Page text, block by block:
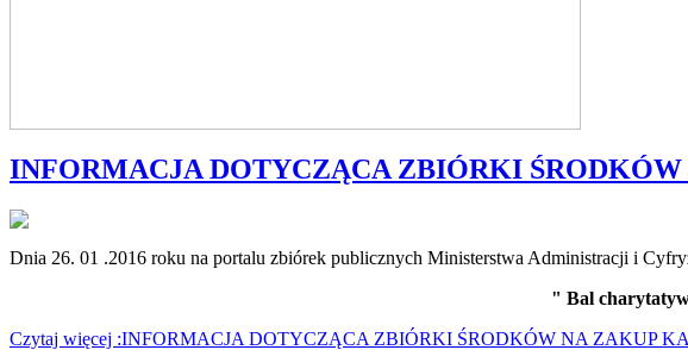
INFORMACJA DOTYCZĄCA ZBIÓRKI
Dnia 26. 01 .2016 roku na portalu zbiórek publicznych Ministerstwa Administracji i
" Bal
Czytaj więcej :INFORMACJA DOTYCZĄCA ZBIÓRKI ŚRODKÓW NA ZAKUP